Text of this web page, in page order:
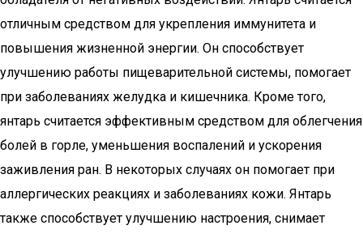
отличным средством для укрепления иммунитета и
повышения жизненной энергии. Он способствует
улучшению работы пищеварительной системы, помогает
при заболеваниях желудка и кишечника. Кроме того,
янтарь считается эффективным средством для облегчения
болей в горле, уменьшения воспалений и ускорения
заживления ран. В некоторых случаях он помогает при
аллергических реакциях и заболеваниях кожи. Янтарь
также способствует улучшению настроения, снимает